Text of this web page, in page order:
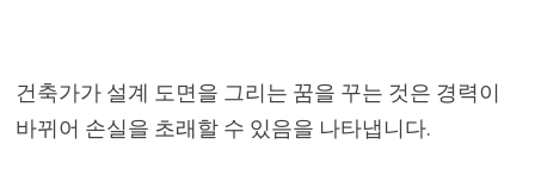
건축가가 설계 도면을 그리는 꿈을 꾸는 것은 경력이
바뀌어 손실을 초래할 수 있음을 나타냅니다.